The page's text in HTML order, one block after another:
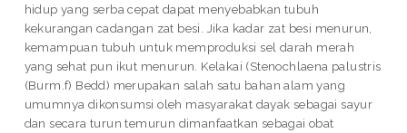
hidup yang serba cepat dapat menyebabkan tubuh
kekurangan cadangan zat besi. Jika kadar zat besi menurun,
kemampuan tubuh untuk memproduksi sel darah merah
yang sehat pun ikut menurun. Kelakai (Stenochlaena palustris
(Burm.f) Bedd) merupakan salah satu bahan alam yang
umumnya dikonsumsi oleh masyarakat dayak sebagai sayur
dan secara turun temurun dimanfaatkan sebagai obat